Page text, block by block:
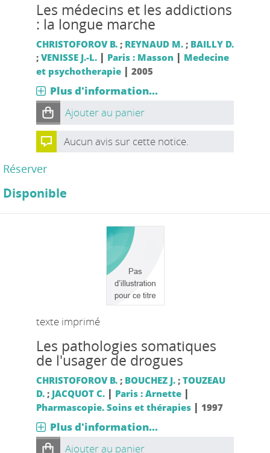
Les médecins et les addictions
: la longue marche
CHRISTOFOROV B.; REYNAUD M.; BAILLY D.
; VENISSE J.-L. | Paris : Masson | Medecine
et psychotherapie| 2005
Plus d'information...
Ajouter au panier
Aucun avis sur cette notice.
Réserver
Disponible
texte imprimé
Les pathologies somatiques
de l'usager de drogues
CHRISTOFOROV B.; BOUCHEZ J.; TOUZEAU
D.; JACQUOT C. | Paris : Arnette|
Pharmascopie. Soins et thérapies| 1997
Plus d'information...
Ajouter au panier